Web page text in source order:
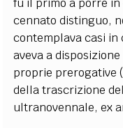
fu il primo a porre in
cennato distinguo,
contemplava casi
aveva a
proprie prerogative
della trascrizione
ultranovennale, ex